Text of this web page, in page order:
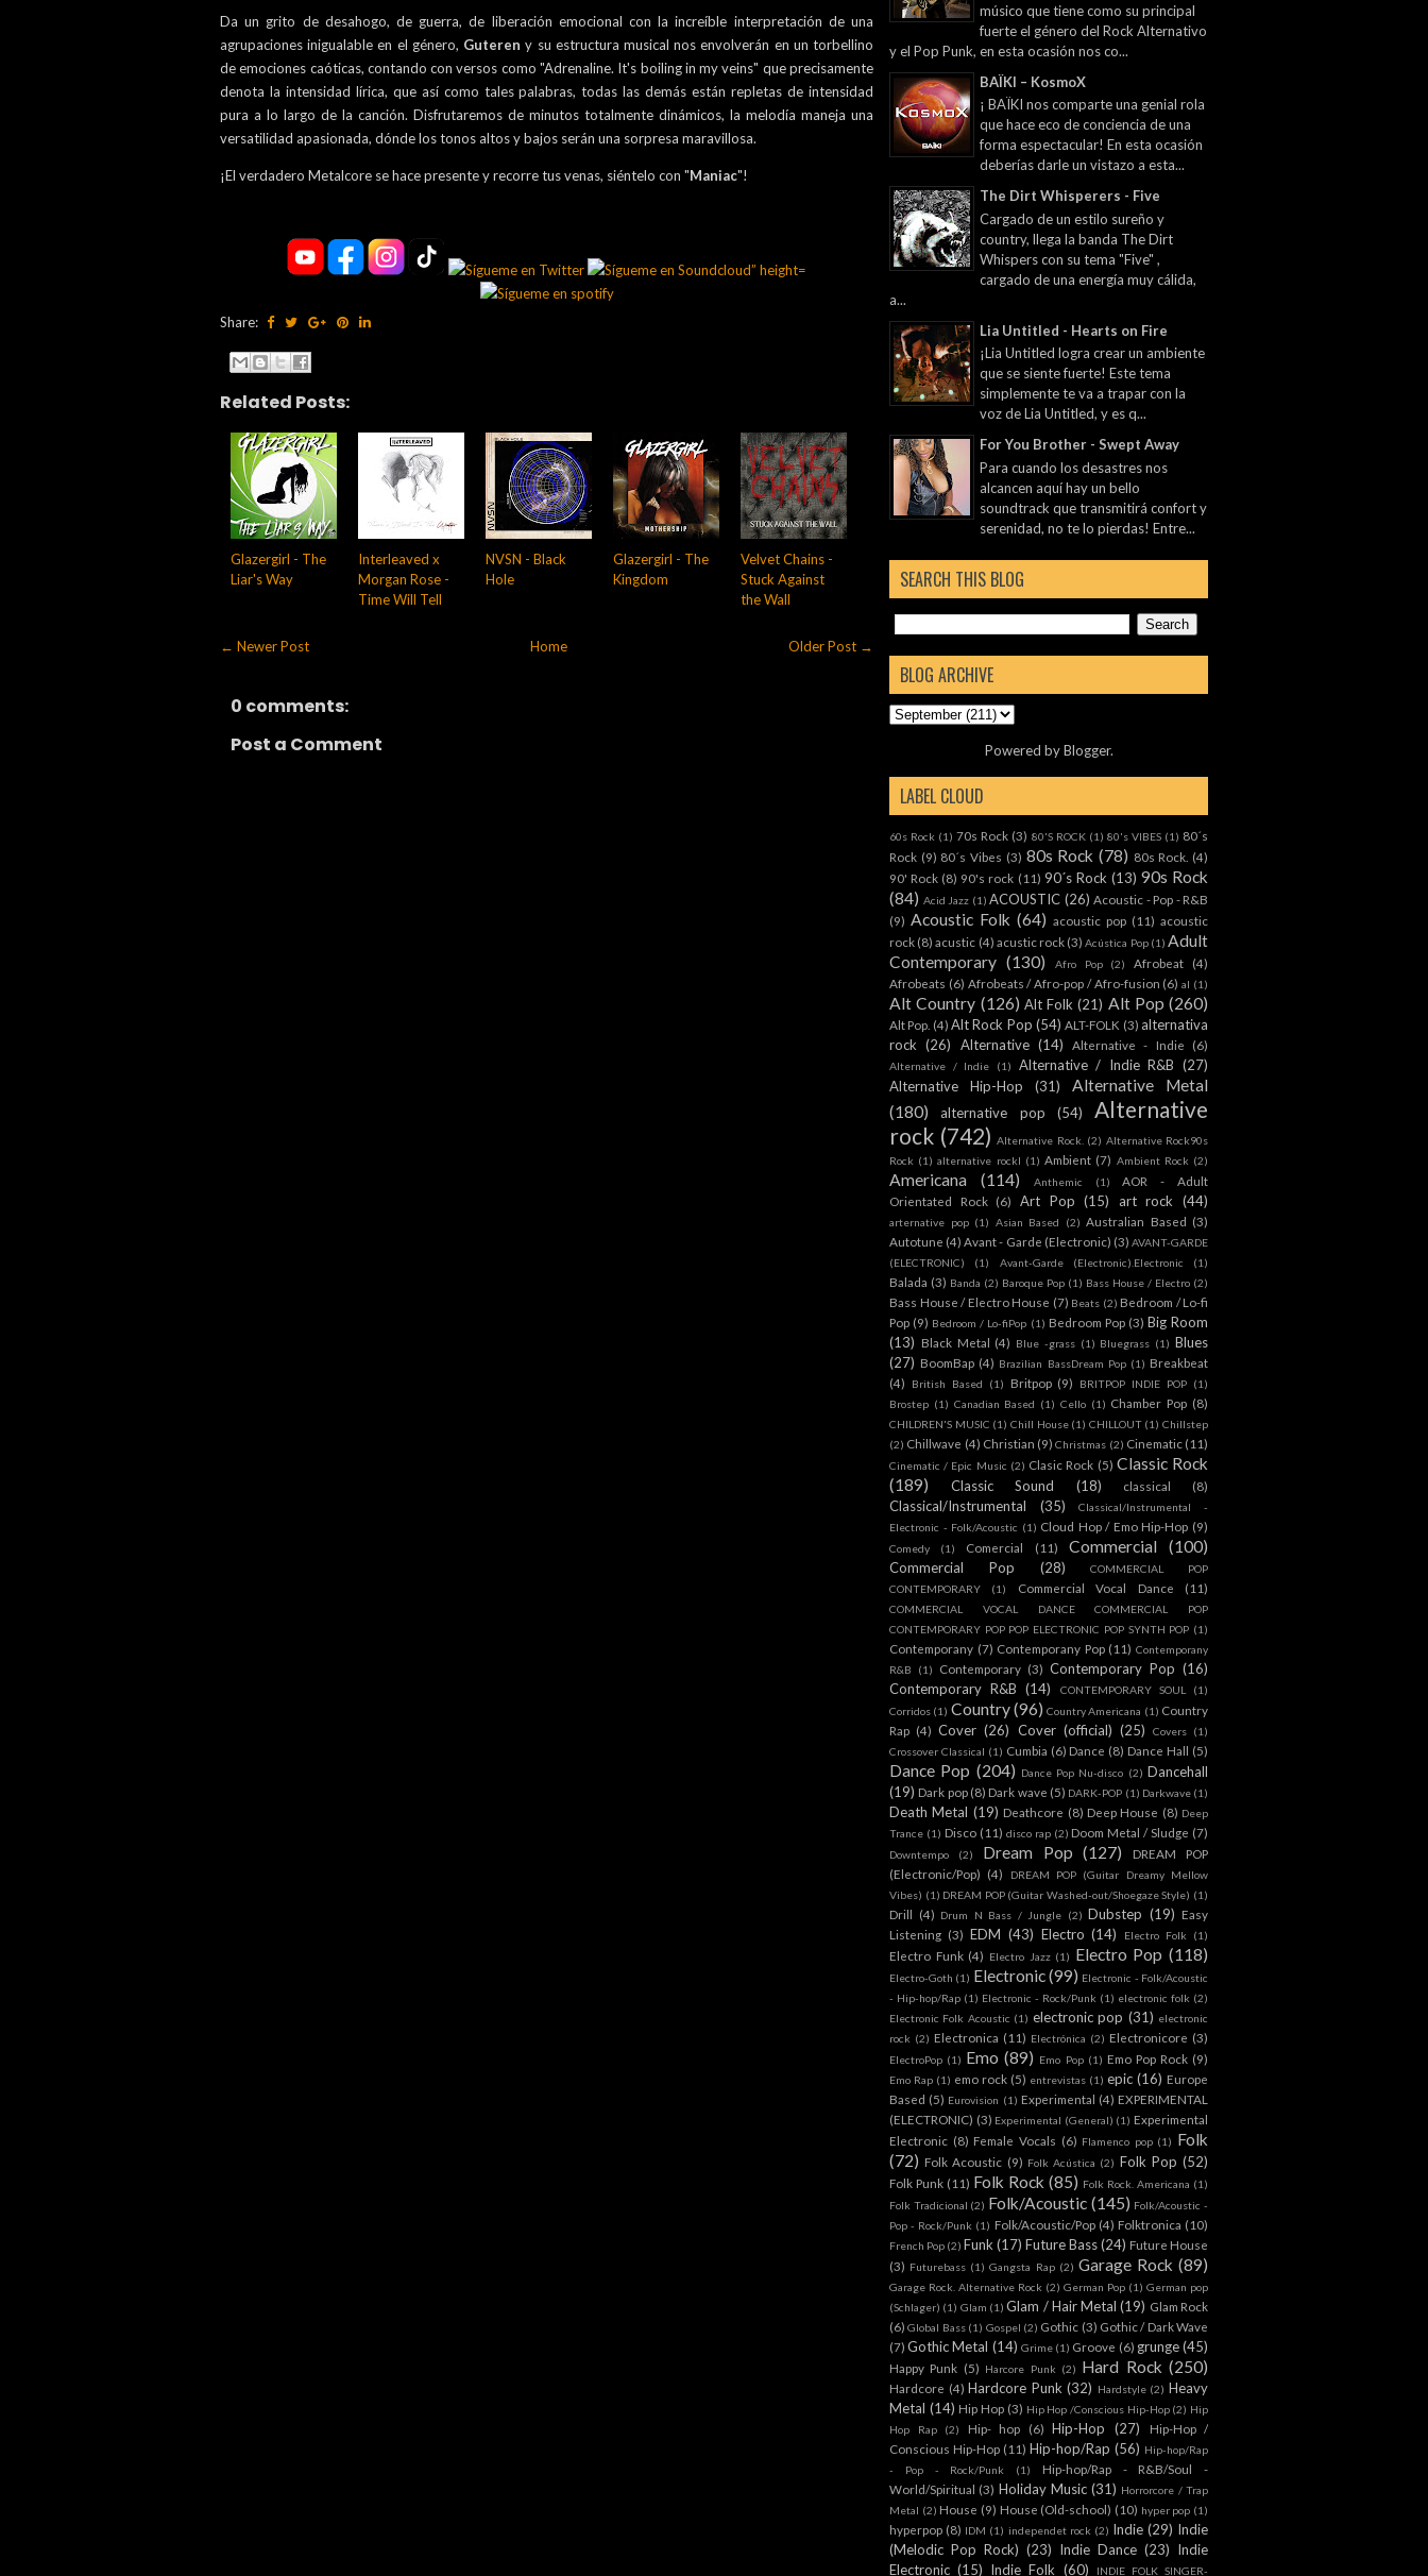
Da un grito de desahogo, de guerra, de liberación emocional con la increíble interpretación de una
agrupaciones inigualable en el género, Guteren y su estructura musical nos envolverán en un torbellino
de emociones caóticas, contando con versos como "Adrenaline. It's boiling in my veins" que precisamente
denota la intensidad lírica, que así como tales palabras, todas las demás están repletas de intensidad
pura a lo largo de la canción. Disfrutaremos de minutos totalmente dinámicos, la melodía maneja una
versatilidad apasionada, dónde los tonos altos y bajos serán una sorpresa maravillosa.
¡El verdadero Metalcore se hace presente y recorre tus venas, siéntelo con "Maniac"!
Share:
Related Posts:
Glazergirl - The
Liar's Way
Interleaved x
Morgan Rose -
Time Will Tell
NVSN - Black
Hole
Glazergirl - The
Kingdom
Velvet Chains -
Stuck Against
the Wall
← Newer Post Older Post →
Home
0 comments:
Post a Comment
músico que tiene como su principal
fuerte el género del Rock Alternativo
y el Pop Punk, en esta ocasión nos co...
BAÏKI – KosmoX
¡ BAÏKI nos comparte una genial rola
que hace eco de conciencia de una
forma espectacular! En esta ocasión
deberías darle un vistazo a esta...
The Dirt Whisperers - Five
Cargado de un estilo sureño y
country, llega la banda The Dirt
Whispers con su tema "Five" ,
cargado de una energía muy cálida,
a...
Lia Untitled - Hearts on Fire
¡Lia Untitled logra crear un ambiente
que se siente fuerte! Este tema
simplemente te va a trapar con la
voz de Lia Untitled, y es q...
For You Brother - Swept Away
Para cuando los desastres nos
alcancen aquí hay un bello
soundtrack que transmitirá confort y
serenidad, no te lo pierdas! Entre...
SEARCH THIS BLOG
BLOG ARCHIVE
Powered byBlogger.
LABEL CLOUD
60s Rock (1) 70s Rock (3) 80'S ROCK (1) 80's VIBES (1) 80´s
Rock (9) 80´s Vibes (3) 80s Rock (78) 80s Rock. (4)
90' Rock (8) 90's rock (11) 90´s Rock (13) 90s Rock
(84) Acid Jazz (1) ACOUSTIC (26) Acoustic - Pop - R&B
(9) Acoustic Folk (64) acoustic pop (11) acoustic
rock (8) acustic (4) acustic rock (3) Acústica Pop (1) Adult
Contemporary (130) Afro Pop (2) Afrobeat
(4)
Afrobeats (6) Afrobeats / Afro-pop / Afro-fusion (6) al (1)
Alt Country (126) Alt Folk (21) Alt Pop (260)
Alt Pop. (4) Alt Rock Pop (54) ALT-FOLK (3) alternativa
rock (26) Alternative (14) Alternative - Indie (6)
Alternative / Indie (1) Alternative / Indie R&B (27)
Alternative Hip-Hop
(31)
Alternative Metal
(180)
alternative pop (54)
Alternative
rock (742) Alternative Rock. (2) Alternative Rock90s
Rock (1) alternative rockl (1) Ambient (7) Ambient Rock (2)
Americana (114) Anthemic (1)
AOR - Adult
Orientated Rock (6) Art Pop (15) art rock (44)
arternative pop (1) Asian Based (2) Australian Based (3)
Autotune (4) Avant - Garde (Electronic) (3) AVANT-GARDE
(ELECTRONIC)
(1) Avant-Garde (Electronic).Electronic (1)
Balada (3) Banda (2) Baroque Pop (1) Bass House / Electro (2)
Bass House / Electro House (7) Beats (2) Bedroom / Lo-fi
Pop (9) Bedroom / Lo-fiPop (1) Bedroom Pop (3) Big Room
(13) Black Metal (4) Blue -grass (1) Bluegrass (1) Blues
(27) BoomBap (4) Brazilian BassDream Pop (1) Breakbeat
(4)
British Based (1) Britpop (9) BRITPOP INDIE POP (1)
Brostep (1) Canadian Based (1) Cello (1) Chamber Pop (8)
CHILDREN'S MUSIC (1) Chill House (1) CHILLOUT (1) Chillstep
(2) Chillwave (4) Christian (9) Christmas (2) Cinematic (11)
Cinematic / Epic Music (2) Clasic Rock (5) Classic Rock
(189)
Classic Sound (18) classical (8)
Classical/Instrumental (35)
Classical/Instrumental -
Electronic - Folk/Acoustic (1) Cloud Hop / Emo Hip-Hop (9)
Comedy (1) Comercial (11) Commercial (100)
Commercial Pop (28)
COMMERCIAL POP
CONTEMPORARY
(1) Commercial Vocal Dance (11)
COMMERCIAL VOCAL DANCE COMMERCIAL POP
CONTEMPORARY POP POP ELECTRONIC POP SYNTH POP (1)
Contemporany (7) Contemporany Pop (11) Contemporany
R&B
(1) Contemporary (3) Contemporary Pop (16)
Contemporary R&B (14) CONTEMPORARY SOUL
(1)
Corridos (1) Country(96) Country Americana (1) Country
Rap (4) Cover (26) Cover (official) (25) Covers (1)
Crossover Classical (1) Cumbia (6) Dance (8) Dance Hall (5)
Dance Pop (204) Dance Pop Nu-disco (2) Dancehall
(19) Dark pop (8) Dark wave (5) DARK-POP (1) Darkwave (1)
Death Metal (19) Deathcore (8) Deep House (8) Deep
Trance (1) Disco (11) disco rap (2) Doom Metal / Sludge (7)
Downtempo (2) Dream Pop (127)
DREAM POP
(Electronic/Pop) (4)
DREAM POP (Guitar Dreamy Mellow
Vibes) (1) DREAM POP (Guitar Washed-out/Shoegaze Style) (1)
Drill (4) Drum N Bass / Jungle (2) Dubstep (19) Easy
Listening (3) EDM (43) Electro (14) Electro Folk (1)
Electro Funk (4) Electro Jazz (1) Electro Pop (118)
Electro-Goth (1) Electronic(99) Electronic - Folk/Acoustic
- Hip-hop/Rap (1) Electronic - Rock/Punk (1) electronic folk (2)
Electronic Folk Acoustic (1) electronic pop (31) electronic
rock (2) Electronica (11) Electrónica (2) Electronicore (3)
ElectroPop (1) Emo (89) Emo Pop (1) Emo Pop Rock (9)
Emo Rap (1) emo rock (5) entrevistas (1) epic (16) Europe
Based (5) Eurovision (1) Experimental (4) EXPERIMENTAL
(ELECTRONIC) (3) Experimental (General) (1) Experimental
Electronic (8) Female Vocals (6) Flamenco pop (1) Folk
(72) Folk Acoustic (9) Folk Acústica (2) Folk Pop (52)
Folk Punk (11) Folk Rock (85) Folk Rock. Americana (1)
Folk Tradicional (2) Folk/Acoustic (145) Folk/Acoustic -
Pop - Rock/Punk (1) Folk/Acoustic/Pop (4) Folktronica (10)
French Pop (2) Funk (17) Future Bass(24) Future House
(3) Futurebass (1) Gangsta Rap (2) Garage Rock (89)
Garage Rock. Alternative Rock (2) German Pop (1) German pop
(Schlager) (1) Glam (1) Glam / Hair Metal (19) Glam Rock
(6) Global Bass (1) Gospel (2) Gothic (3) Gothic / Dark Wave
(7) Gothic Metal (14) Grime (1) Groove (6) grunge (45)
Happy Punk (5) Harcore Punk (2) Hard Rock (250)
Hardcore (4) Hardcore Punk (32) Hardstyle (2) Heavy
Metal (14) Hip Hop (3) Hip Hop /Conscious Hip-Hop (2) Hip
Hop Rap
(2) Hip- hop (6) Hip-Hop (27)
Hip-Hop /
Conscious Hip-Hop (11) Hip-hop/Rap (56) Hip-hop/Rap
- Pop - Rock/Punk
(1)
Hip-hop/Rap - R&B/Soul -
World/Spiritual (3) Holiday Music (31) Horrorcore / Trap
Metal (2) House (9) House (Old-school) (10) hyper pop (1)
hyperpop (8) IDM (1) independet rock (2) Indie (29) Indie
(Melodic Pop Rock) (23) Indie Dance (23) Indie
Electronic (15) Indie Folk (60) INDIE FOLK SINGER-